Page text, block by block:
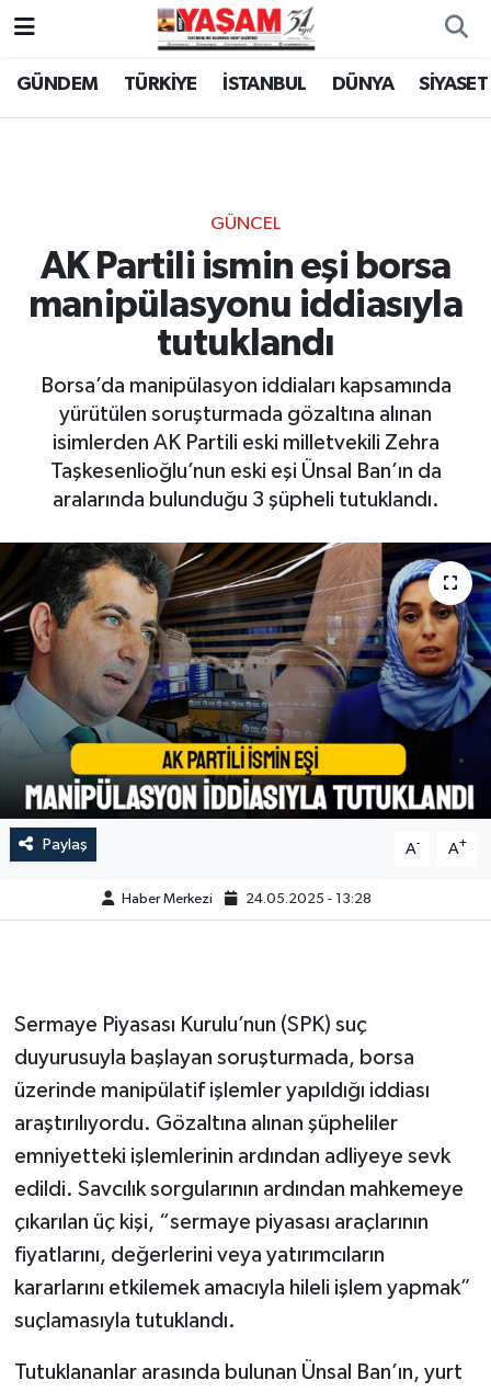
GÜNDEM TÜRKİYE İSTANBUL DÜNYA SİYASET
GÜNCEL
AK Partili ismin eşi borsa
manipülasyonu iddiasıyla
tutuklandı
Borsa’da manipülasyon iddiaları kapsamında
yürütülen soruşturmada gözaltına alınan
isimlerden AK Partili eski milletvekili Zehra
Taşkesenlioğlu’nun eski eşi Ünsal Ban’ın da
aralarında bulunduğu 3 şüpheli tutuklandı.
Paylaş A- A+
Haber Merkezi 24.05.2025 - 13:28
Sermaye Piyasası Kurulu’nun (SPK) suç
duyurusuyla başlayan soruşturmada, borsa
üzerinde manipülatif işlemler yapıldığı iddiası
araştırılıyordu. Gözaltına alınan şüpheliler
emniyetteki işlemlerinin ardından adliyeye sevk
edildi. Savcılık sorgularının ardından mahkemeye
çıkarılan üç kişi, “sermaye piyasası araçlarının
fiyatlarını, değerlerini veya yatırımcıların
kararlarını etkilemek amacıyla hileli işlem yapmak”
suçlamasıyla tutuklandı.
Tutuklananlar arasında bulunan Ünsal Ban’ın, yurt